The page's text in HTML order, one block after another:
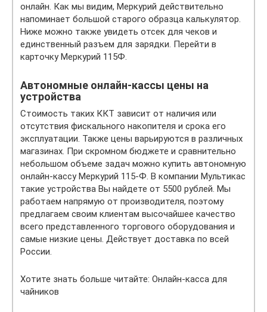
онлайн. Как мы видим, Меркурий действительно
напоминает большой старого образца калькулятор.
Ниже можно также увидеть отсек для чеков и
единственный разъем для зарядки. Перейти в
карточку Меркурий 115Ф.
Автономные онлайн-кассы цены на
устройства
Стоимость таких ККТ зависит от наличия или
отсутствия фискального накопителя и срока его
эксплуатации. Также цены варьируются в различных
магазинах. При скромном бюджете и сравнительно
небольшом объеме задач можно купить автономную
онлайн-кассу Меркурий 115-Ф. В компании Мультикас
такие устройства Вы найдете от 5500 рублей. Мы
работаем напрямую от производителя, поэтому
предлагаем своим клиентам высочайшее качество
всего представленного торгового оборудования и
самые низкие цены. Действует доставка по всей
России.
Хотите знать больше читайте: Онлайн-касса для
чайников